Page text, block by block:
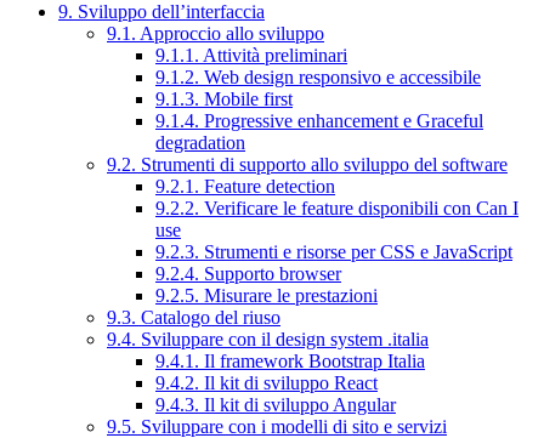
9. Sviluppo dell’interfaccia
9.1. Approccio allo sviluppo
9.1.1. Attività preliminari
9.1.2. Web design responsivo e accessibile
9.1.3. Mobile first
9.1.4. Progressive enhancement e Graceful
degradation
9.2. Strumenti di supporto allo sviluppo del software
9.2.1. Feature detection
9.2.2. Verificare le feature disponibili con Can I
use
9.2.3. Strumenti e risorse per CSS e JavaScript
9.2.4. Supporto browser
9.2.5. Misurare le prestazioni
9.3. Catalogo del riuso
9.4. Sviluppare con il design system .italia
9.4.1. Il framework Bootstrap Italia
9.4.2. Il kit di sviluppo React
9.4.3. Il kit di sviluppo Angular
9.5. Sviluppare con i modelli di sito e servizi